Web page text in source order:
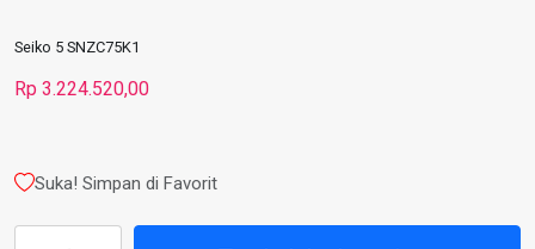
Seiko 5 SNZC75K1
Rp 3.224.520,00
Suka! Simpan di Favorit